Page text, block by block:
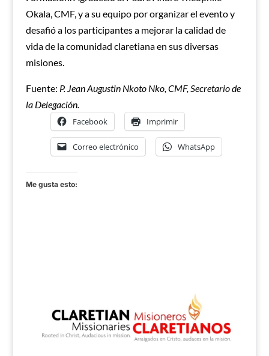
Okala, CMF, y a su equipo por organizar el evento y
desafió a los participantes a mejorar la calidad de
vida de la comunidad claretiana en sus diversas
misiones.
Fuente: P. Jean Augustin Nkoto Nko, CMF, Secretario de
la Delegación.
Facebook Imprimir
Correo electrónico WhatsApp
Me gusta esto: